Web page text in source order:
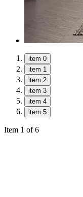
item 0
item 1
item 2
item 3
item 4
item 5
Item 1 of 6